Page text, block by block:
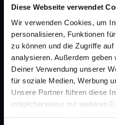
Diese Webseite verwendet
Wir verwenden Cookies, um
personalisieren, Funktionen
zu können und die Zugriffe
analysieren. Außerdem geben
Deiner Verwendung unserer
für soziale Medien, Werbung
Unsere Partner führen diese
möglicherweise mit weiteren
ihnen bereitgestellt hast oder
Sanitätshäuser
AGB
Impressum